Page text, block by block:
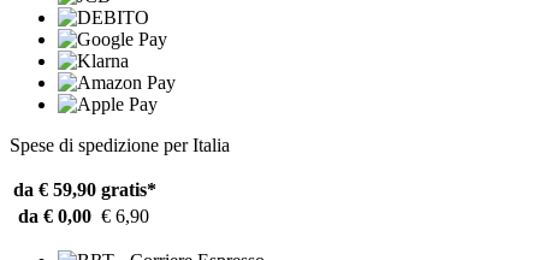
Spese di spedizione per Italia
da € 59,90 gratis*
da € 0,00 € 6,90